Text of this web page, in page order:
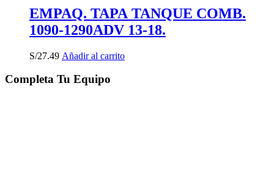
EMPAQ. TAPA TANQUE COMB.
1090-1290ADV 13-18.
S/27.49 Añadir al carrito
Completa Tu Equipo